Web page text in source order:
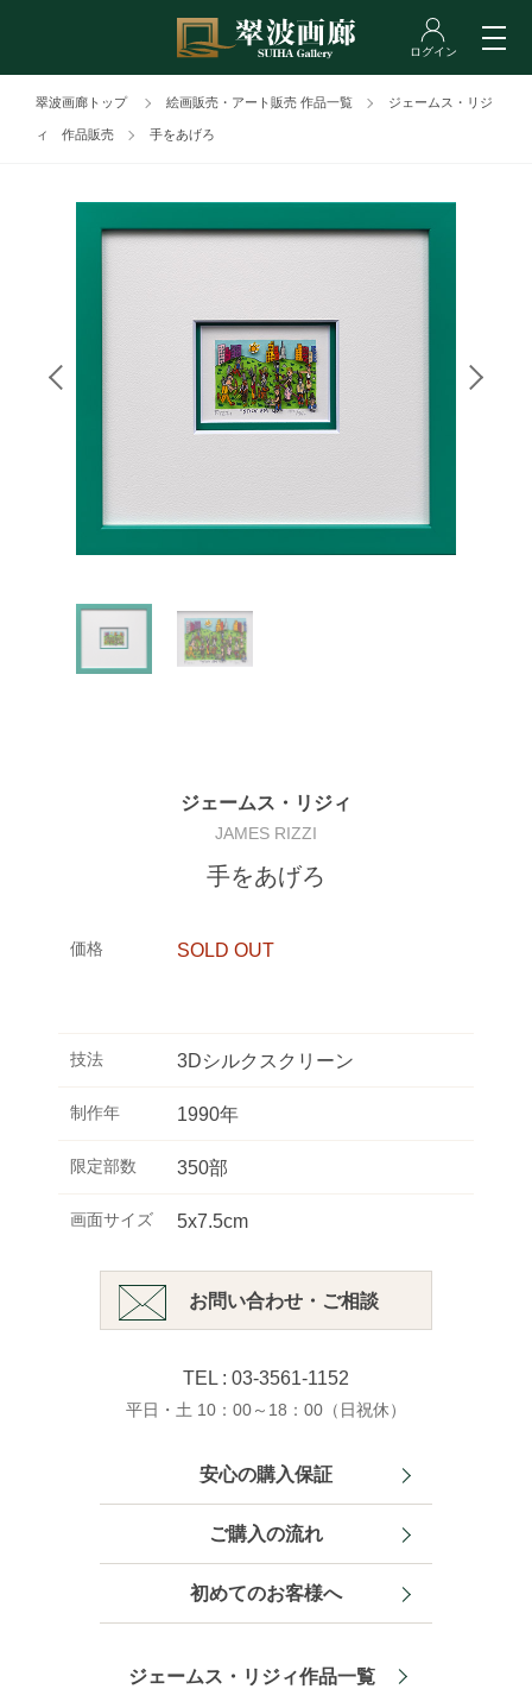
翠波画廊トップ 絵画販売・アート販売 作品一覧 ジェームス・リジ
ィ 作品販売 手をあげろ
ジェームス・リジィ
JAMES RIZZI
手をあげろ
価格 SOLD OUT
技法 3Dシルクスクリーン
制作年 1990年
限定部数 350部
画面サイズ 5x7.5cm
お問い合わせ・ご相談
TEL : 03-3561-1152
平日・土 10：00～18：00（日祝休）
安心の購入保証
ご購入の流れ
初めてのお客様へ
ジェームス・リジィ作品一覧